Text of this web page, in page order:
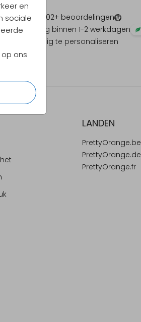
en
sociale
ons
9,4/ 10 - 1202+ beoordelingen
Verzending binnen 1-2 werkdagen
Alles volledig te personaliseren
LANDEN
PrettyOrange.be
PrettyOrange.de
PrettyOrange.fr